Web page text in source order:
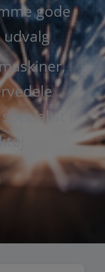
gode
i